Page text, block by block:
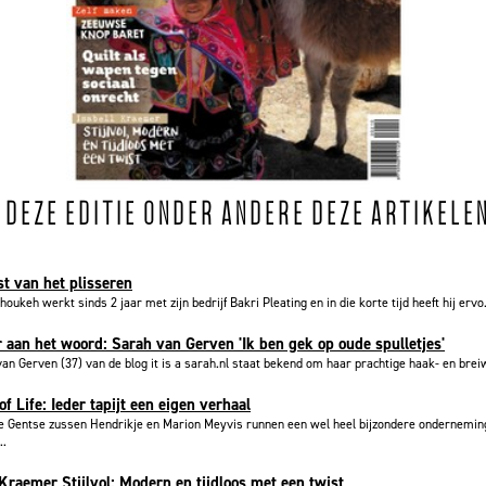
EDITIE ONDER ANDERE DEZE
van het plisseren
werkt sinds 2 jaar met zijn bedrijf Bakri Pleating en in die korte tijd heeft hij
aan het woord: Sarah van Gerven 'Ik ben gek op oude spulletjes'
Gerven (37) van de blog it is a sarah.nl staat bekend om haar prachtige haak- en
Life: Ieder tapijt een eigen verhaal
Gentse zussen Hendrikje en Marion Meyvis runnen een wel heel bijzondere